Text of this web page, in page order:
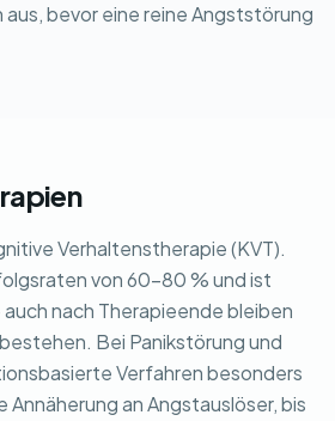
bevor eine reine Angststörung
Verhaltenstherapie (KVT).
von 60-80 % und ist
nach Therapieende bleiben
Bei Panikstörung und
Verfahren besonders
an Angstauslöser, bis